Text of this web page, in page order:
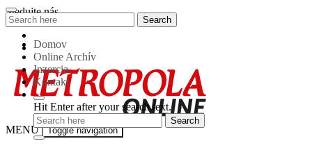
Skip
to
content
Sledujte nás
Metropola-
MENU Toggle navigation
Search
for:
Search
Domov
Online Archív
Inzercia
Kontakt
Hit Enter after your search text.